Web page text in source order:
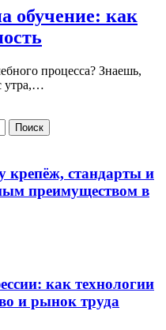
обучение: как
процесса? Знаешь,
утра,…
крепёж, стандарты и
преимуществом в
как технологии
и рынок труда